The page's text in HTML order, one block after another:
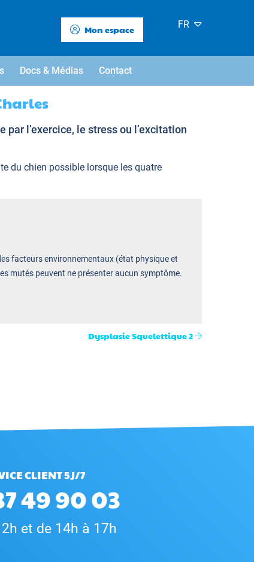
Mon espace FR
Docs & Médias Contact
l’exercice, le stress ou l’excitation
du chien possible lorsque les quatre
facteurs environnementaux (état physique et
mutés peuvent ne présenter aucun symptôme.
Dysplasie Squelettique 2
CLIENT 5J/7
49 90 03
et de 14h à 17h